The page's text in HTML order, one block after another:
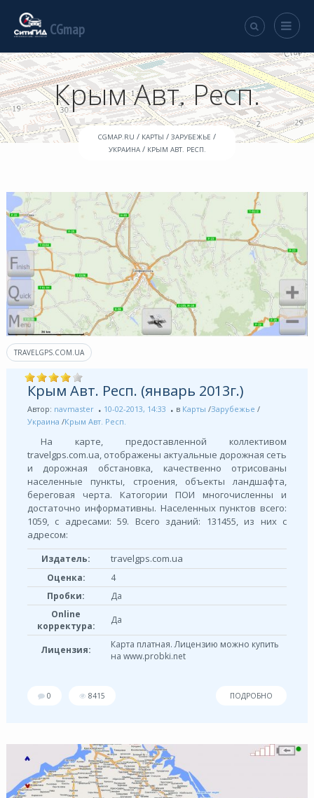
CGmap
Крым Авт. Респ.
CGMAP.RU / КАРТЫ / ЗАРУБЕЖЬЕ /
УКРАИНА/ КРЫМ АВТ. РЕСП.
TRAVELGPS.COM.UA
Крым Авт. Респ. (январь 2013г.)
Автор: navmaster 10-02-2013, 14:33 в Карты /Зарубежье /
Украина /Крым Авт. Респ.
На карте, предоставленной коллективом
travelgps.com.ua, отображены актуальные дорожная сеть
и дорожная обстановка, качественно отрисованы
населенные пункты, строения, объекты ландшафта,
береговая черта. Катогории ПОИ многочисленны и
достаточно информативны. Населенных пунктов всего:
1059, с адресами: 59. Всего зданий: 131455, из них с
адресом:
Издатель: travelgps.com.ua
Оценка:
4
Пробки:
Да
Online
корректура:
Да
Лицензия:
Карта платная. Лицензию можно купить
на www.probki.net
0 8415 ПОДРОБНО